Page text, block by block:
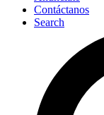
Contáctanos
Search